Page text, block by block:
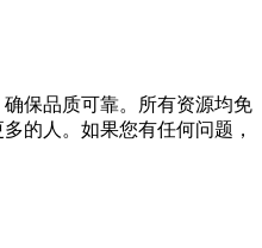
保品质可靠。所有资源均免
的人。如果您有任何问题，